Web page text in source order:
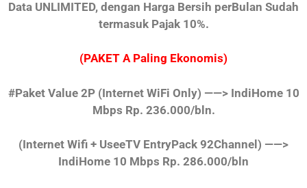
Data UNLIMITED, dengan Harga Bersih perBulan Sudah
termasuk Pajak 10%.
(PAKET A Paling Ekonomis)
#Paket Value 2P (Internet WiFi Only) ——> IndiHome 10
Mbps Rp. 236.000/bln.
(Internet Wifi + UseeTV EntryPack 92Channel) ——>
IndiHome 10 Mbps Rp. 286.000/bln